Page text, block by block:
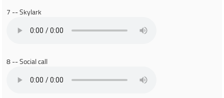
7 -- Skylark
8 -- Social call